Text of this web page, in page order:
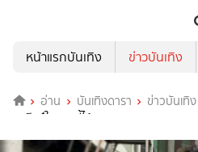
หน้าแรกบันเทิง
ข่าวบันเทิง
อ่าน บันเทิงดารา ข่าวบันเทิง
มาจ๊ะเอ๋ในงานนี้ได้เฉย